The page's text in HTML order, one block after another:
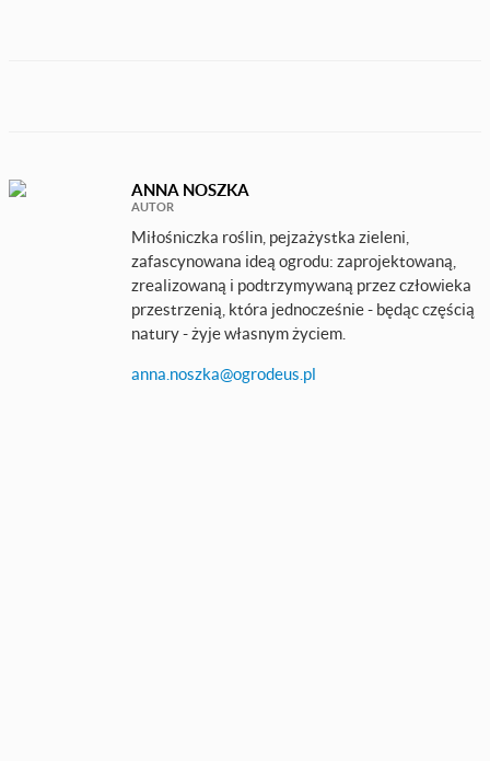
ANNA NOSZKA
AUTOR
Miłośniczka roślin, pejzażystka zieleni,
zafascynowana ideą ogrodu: zaprojektowaną,
zrealizowaną i podtrzymywaną przez człowieka
przestrzenią, która jednocześnie - będąc częścią
natury - żyje własnym życiem.
anna.noszka@ogrodeus.pl